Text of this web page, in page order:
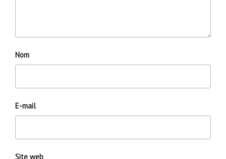
Nom
E-mail
Site web